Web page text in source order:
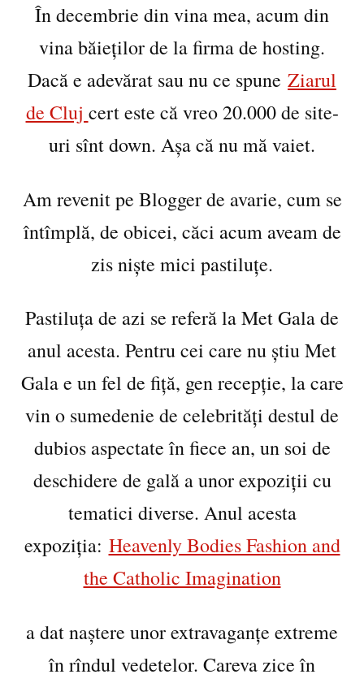
În decembrie din vina mea, acum din
vina băieților de la firma de hosting.
Dacă e adevărat sau nu ce spune Ziarul
de Cluj cert este că vreo 20.000 de site-
uri sînt down. Așa că nu mă vaiet.
Am revenit pe Blogger de avarie, cum se
întîmplă, de obicei, căci acum aveam de
zis niște mici pastiluțe.
Pastiluța de azi se referă la Met Gala de
anul acesta. Pentru cei care nu știu Met
Gala e un fel de fiță, gen recepție, la care
vin o sumedenie de celebrități destul de
dubios aspectate în fiece an, un soi de
deschidere de gală a unor expoziții cu
tematici diverse. Anul acesta
expoziția: Heavenly Bodies Fashion and
the Catholic Imagination
a dat naștere unor extravaganțe extreme
în rîndul vedetelor. Careva zice în